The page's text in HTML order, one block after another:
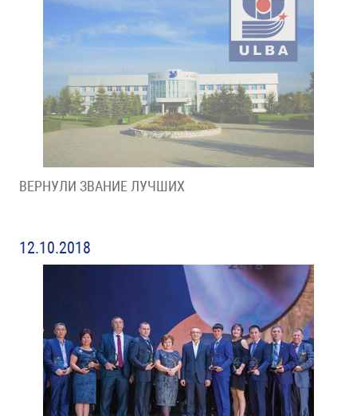
ВЕРНУЛИ ЗВАНИЕ ЛУЧШИХ
12.10.2018